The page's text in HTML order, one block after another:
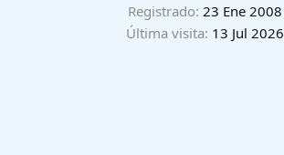
Registrado 23 Ene 2008
Última visita 13 Jul 2026